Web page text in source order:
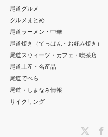
尾道グルメ
グルメまとめ
尾道ラーメン・中華
尾道焼き（てっぱん・お好み焼き）
尾道スウィーツ・カフェ・喫茶店
尾道土産・名産品
尾道でべら
尾道・しまなみ情報
サイクリング
InstagramRSS